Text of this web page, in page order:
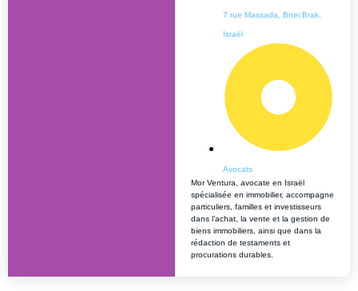
7 rue Massada, Bnei Brak,
Israël
Avocats
Mor Ventura, avocate en Israël
spécialisée en immobilier, accompagne
particuliers, familles et investisseurs
dans l’achat, la vente et la gestion de
biens immobiliers, ainsi que dans la
rédaction de testaments et
procurations durables.